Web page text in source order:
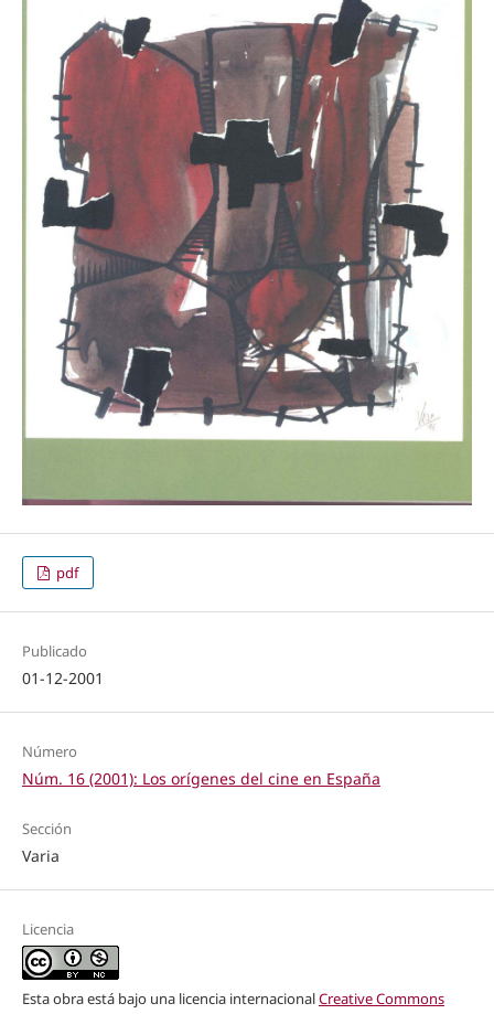
pdf
Publicado
01-12-2001
Número
Núm. 16 (2001): Los orígenes del cine en España
Sección
Varia
Licencia
Esta obra está bajo una licencia internacionalCreative Commons